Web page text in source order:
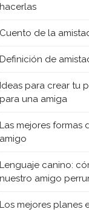
hacerlas
Cuento de la
Definición de
Ideas para crear tu
para una amiga
Las mejores formas
amigo
Lenguaje canino:
nuestro amigo
Los mejores planes